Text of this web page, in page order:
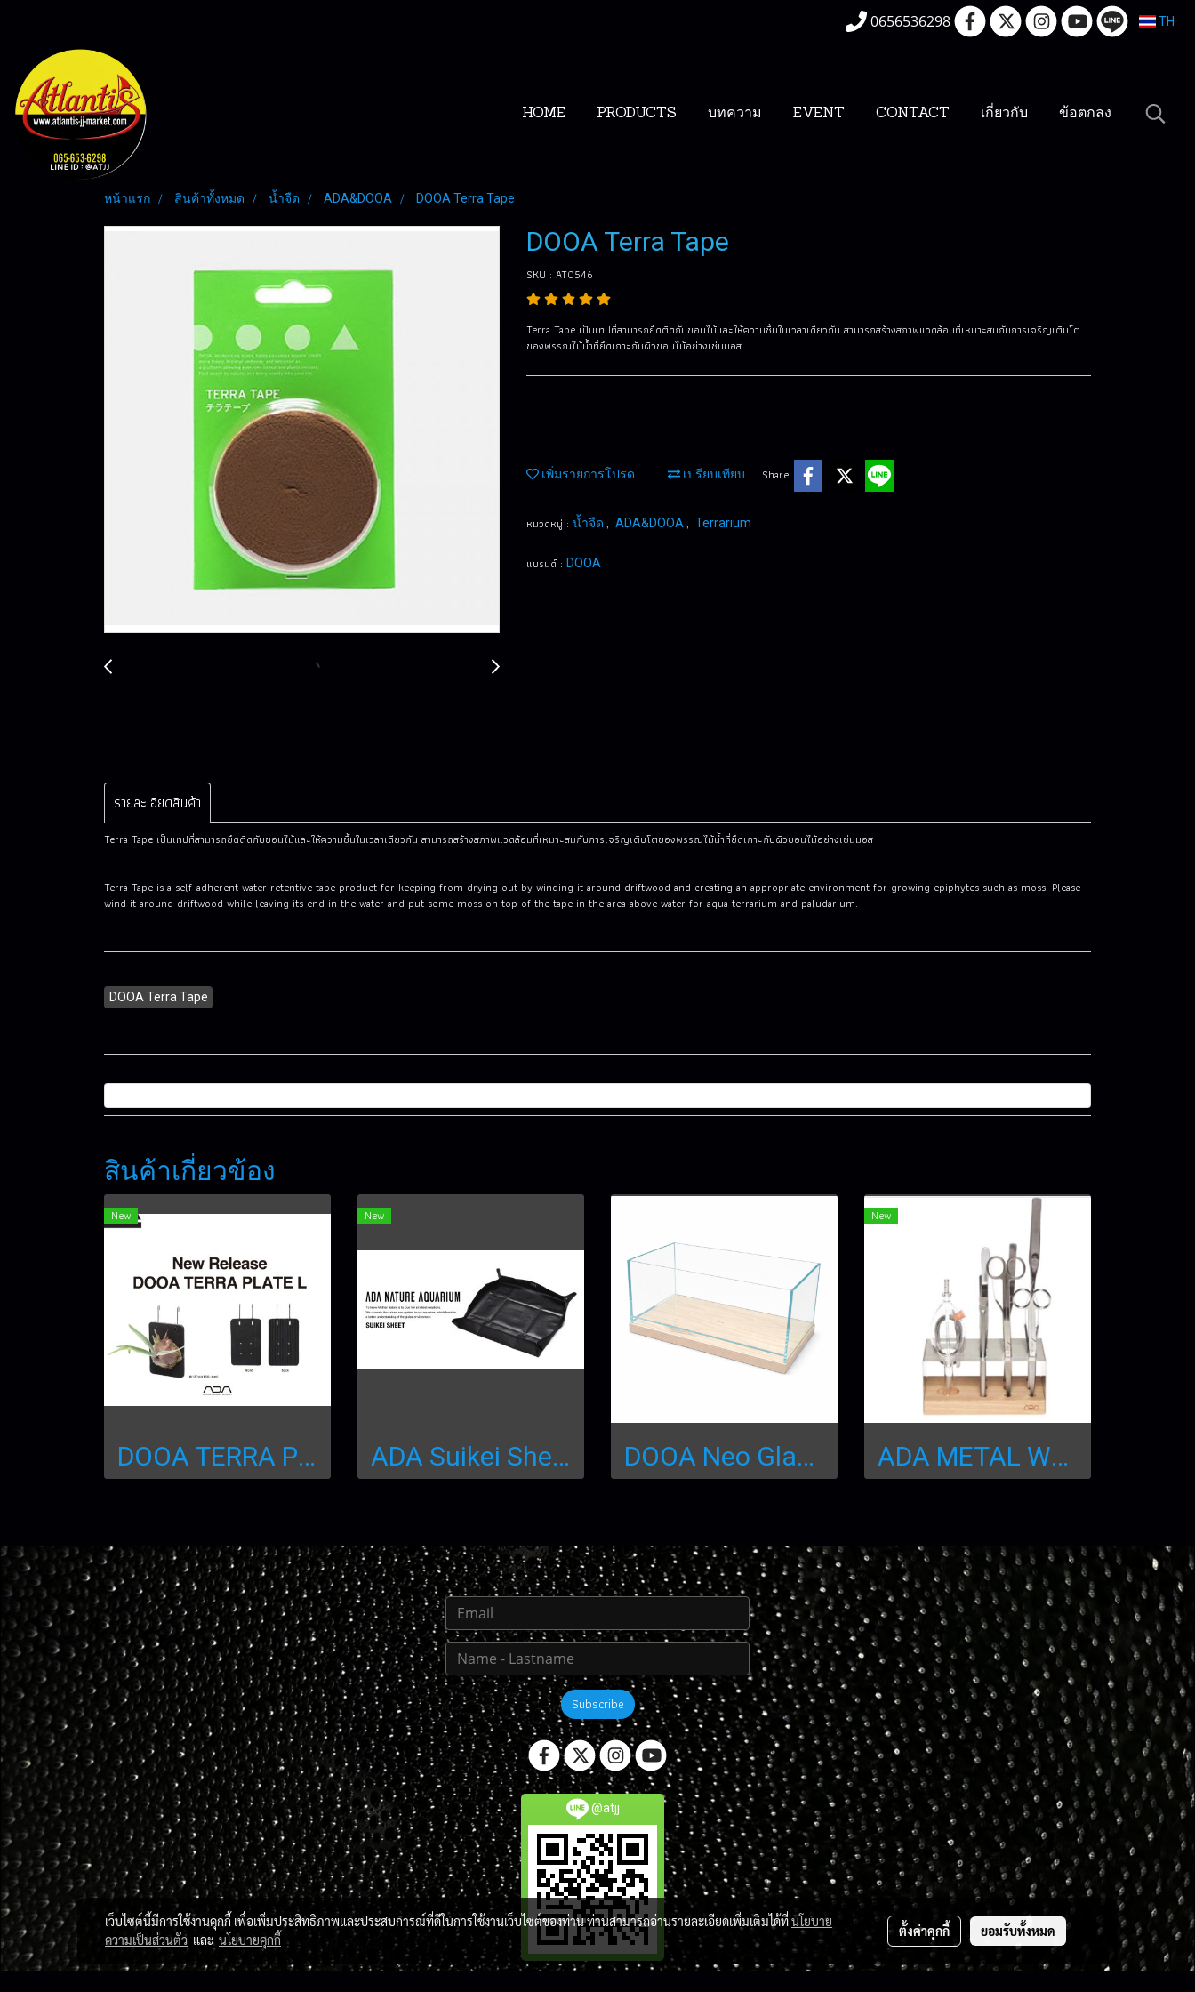
0656536298 TH
HOME PRODUCTS บทความ EVENT CONTACT เกี่ยวกับ ข้อตกลง
หน้าแรก สินค้าทั้งหมด น้ำจืด ADA&DOOA DOOA Terra Tape
DOOA Terra Tape
SKU : AT0546
Terra Tape เป็นเทปที่สามารถยึดติดกับขอนไม้และให้ความชื้นในเวลาเดียวกัน สามารถสร้างสภาพแวดล้อมที่เหมาะสมกับการเจริญเติบโต
ของพรรณไม้น้ำที่ยึดเกาะกับผิวขอนไม้อย่างเช่นมอส
เพิ่มรายการโปรด เปรียบเทียบ Share
หมวดหมู่ : น้ำจืด , ADA&DOOA , Terrarium
แบรนด์ : DOOA
รายละเอียดสินค้า
Terra Tape เป็นเทปที่สามารถยึดติดกับขอนไม้และให้ความชื้นในเวลาเดียวกัน สามารถสร้างสภาพแวดล้อมที่เหมาะสมกับการเจริญเติบโตของพรรณไม้น้ำที่ยึดเกาะกับผิวขอนไม้อย่างเช่นมอส
Terra Tape is a self-adherent water retentive tape product for keeping from drying out by winding it around driftwood and creating an appropriate environment for growing epiphytes such as moss. Please
wind it around driftwood while leaving its end in the water and put some moss on top of the tape in the area above water for aqua terrarium and paludarium.
DOOA Terra Tape
สินค้าเกี่ยวข้อง
New
DOOA TERRA PLATE L ขนาดใหญ่พิเศษ
New
ADA Suikei Sheet DOOA Neo Glass Wood base
New
ADA METAL WOOD TOOL STAND
Subscribe
@atjj
เว็บไซต์นี้มีการใช้งานคุกกี้ เพื่อเพิ่มประสิทธิภาพและประสบการณ์ที่ดีในการใช้งานเว็บไซต์ของท่าน ท่านสามารถอ่านรายละเอียดเพิ่มเติมได้ที่นโยบาย
ความเป็นส่วนตัว และ นโยบายคุกกี้
ตั้งค่าคุกกี้ ยอมรับทั้งหมด